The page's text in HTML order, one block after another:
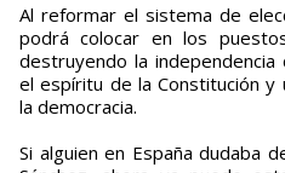
Al reformar el sistema de
podrá colocar en los
destruyendo la independencia
el espíritu de la Constitución y
la democracia.
Si alguien en España dudaba